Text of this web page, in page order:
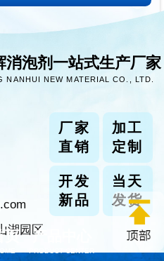
消泡剂一站式生产厂家
NANHUI NEW MATERIAL CO., LTD.
厂家
直销
加工
定制
开发
新品
当天
发货
湖园区
页 产品中心